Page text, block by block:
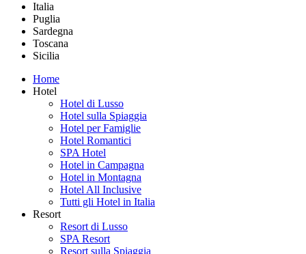
Italia
Puglia
Sardegna
Toscana
Sicilia
Home
Hotel
Hotel di Lusso
Hotel sulla Spiaggia
Hotel per Famiglie
Hotel Romantici
SPA Hotel
Hotel in Campagna
Hotel in Montagna
Hotel All Inclusive
Tutti gli Hotel in Italia
Resort
Resort di Lusso
SPA Resort
Resort sulla Spiaggia